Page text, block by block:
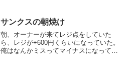
バスで向かった。International ...
サンクスの朝焼け
朝、オーナーが来てレジ点をしていた
ら、レジが+600円くらいになっていた。
俺はなんかミスってマイナスになってい